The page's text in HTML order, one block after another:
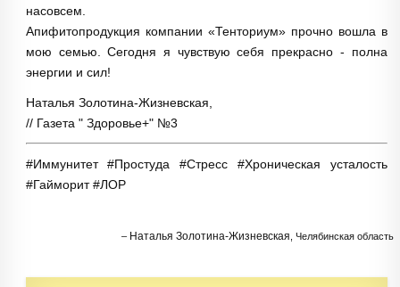
насовсем.
Апифитопродукция компании «Тенториум» прочно вошла в
мою семью. Сегодня я чувствую себя прекрасно - полна
энергии и сил!
Наталья Золотина-Жизневская,
// Газета " Здоровье+" №3
#Иммунитет #Простуда #Стресс #Хроническая усталость
#Гайморит #ЛОР
Наталья Золотина-Жизневская Челябинская область